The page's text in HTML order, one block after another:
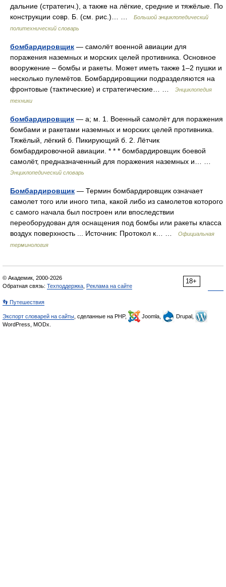
дальние (стратегич.), а также на лёгкие, средние и тяжёлые. По
конструкции совр. Б. (см. рис.)… …
Большой энциклопедический
политехнический словарь
бомбардировщик — самолёт военной авиации для
поражения наземных и морских целей противника. Основное
вооружение – бомбы и ракеты. Может иметь также 1–2 пушки и
несколько пулемётов. Бомбардировщики подразделяются на
фронтовые (тактические) и стратегические… …
Энциклопедия
техники
бомбардировщик — а; м. 1. Военный самолёт для поражения
бомбами и ракетами наземных и морских целей противника.
Тяжёлый, лёгкий б. Пикирующий б. 2. Лётчик
бомбардировочной авиации. * * * бомбардировщик боевой
самолёт, предназначенный для поражения наземных и… …
Энциклопедический словарь
Бомбардировщик — Термин бомбардировщик означает
самолет того или иного типа, какой либо из самолетов которого
с самого начала был построен или впоследствии
переоборудован для оснащения под бомбы или ракеты класса
воздух поверхность ... Источник: Протокол к… …
Официальная
терминология
18+
© Академик, 2000-2026
Обратная связь: Техподдержка Реклама на сайте
👣 Путешествия
Экспорт словарей на сайты , сделанные на PHP, Joomla,
Drupal,
WordPress, MODx.